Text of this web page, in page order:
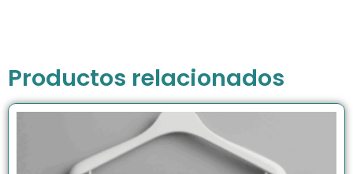
Productos relacionados